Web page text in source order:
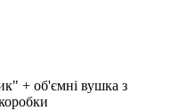
+ об'ємні вушка з